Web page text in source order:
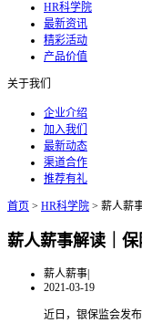
HR科学院
最新资讯
精彩活动
产品价值
关于我们
企业介绍
加入我们
最新动态
渠道合作
推荐有礼
首页 > HR科学院 > 薪人薪
薪人薪事解读｜
薪人薪事|
2021-03-19
近日，银保监会发